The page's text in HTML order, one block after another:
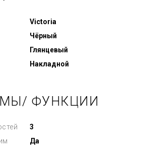
Victoria
Чёрный
Глянцевый
Накладной
ФУНКЦИИ
3
Да